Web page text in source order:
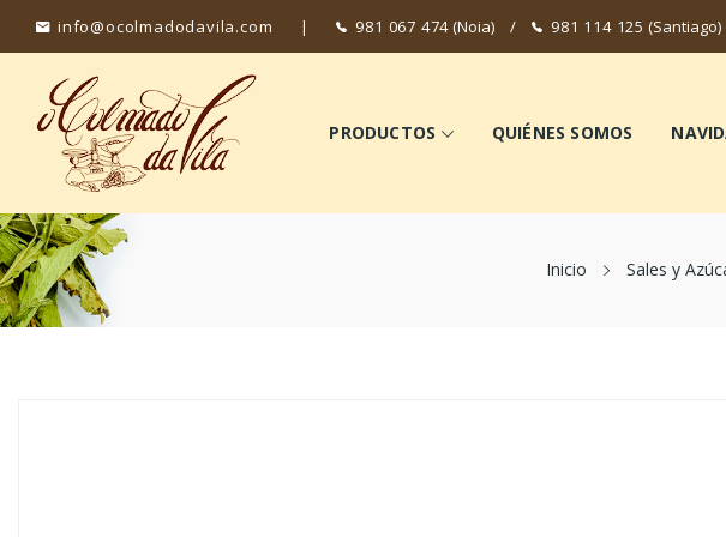
info@ocolmadodavila.com | 981 067 474(Noia) / 981 114 125 (Santiago)
PRODUCTOS QUIÉNES SOMOS
Inicio Sales y